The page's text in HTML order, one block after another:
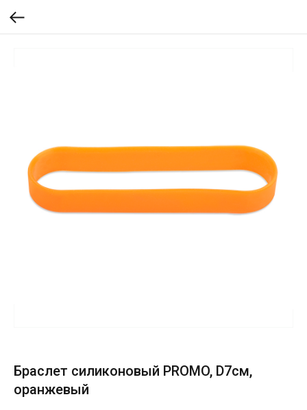
Браслет силиконовый PROMO, D7см,
оранжевый